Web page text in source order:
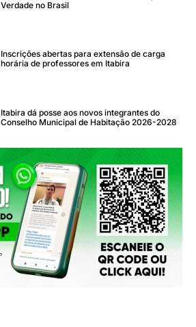
Verdade no Brasil
Inscrições abertas para extensão de carga
horária de professores em Itabira
Itabira dá posse aos novos integrantes do
Conselho Municipal de Habitação 2026-2028